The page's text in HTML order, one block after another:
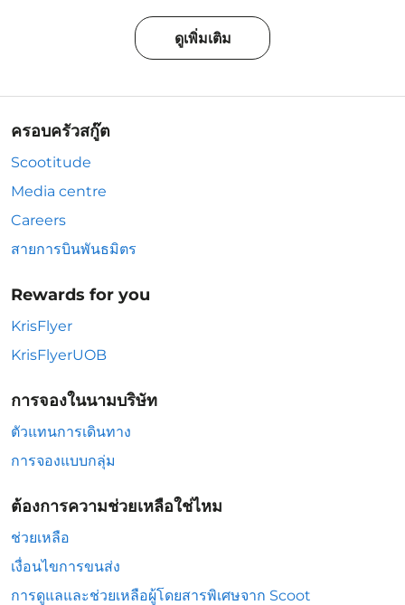
ดูเพิ่มเติม
ครอบครัวสกู๊ต
Scootitude
Media centre
Careers
สายการบินพันธมิตร
Rewards for you
KrisFlyer
KrisFlyerUOB
การจองในนามบริษัท
ตัวแทนการเดินทาง
การจองแบบกลุ่ม
ต้องการความช่วยเหลือใช่ไหม
ช่วยเหลือ
เงื่อนไขการขนส่ง
การดูแลและช่วยเหลือผู้โดยสารพิเศษจาก Scoot